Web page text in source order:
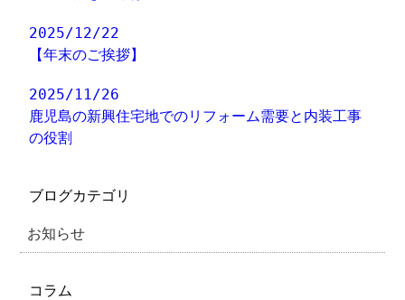
2025/12/22
【年末のご挨拶】
2025/11/26
鹿児島の新興住宅地でのリフォーム需要と内装工事
の役割
ブログカテゴリ
お知らせ
コラム